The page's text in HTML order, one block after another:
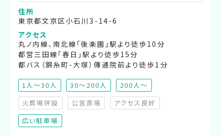
住所
東京都文京区小石川3-14-6
アクセス
丸ノ内線、南北線「後楽園」駅より徒歩10分
都営三田線「春日」駅より徒歩15分
都バス（錦糸町-大塚）傳通院前より徒歩1分
1人～30人 30～200人
200人～
火葬場併設
（非対応）
公営斎場
（非対応）
アクセス良好
（非対応）
広い駐車場